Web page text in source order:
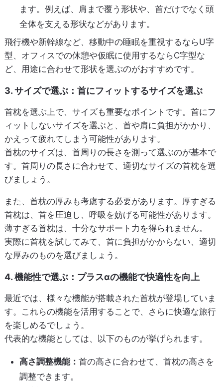
ます。例えば、肩まで覆う形状や、首だけでなく頭
全体を支える形状などがあります。
飛行機や新幹線など、移動中の睡眠を重視するならU字
型、オフィスでの休憩や仮眠に使用するならC字型な
ど、用途に合わせて形状を選ぶのがおすすめです。
3. サイズで選ぶ：首にフィットするサイズを選ぶ
首枕を選ぶ上で、サイズも重要なポイントです。首にフ
ィットしないサイズを選ぶと、首や肩に負担がかかり、
かえって疲れてしまう可能性があります。
首枕のサイズは、首周りの長さを測って選ぶのが基本で
す。首周りの長さに合わせて、適切なサイズの首枕を選
びましょう。
また、首枕の厚みも考慮する必要があります。厚すぎる
首枕は、首を圧迫し、呼吸を妨げる可能性があります。
薄すぎる首枕は、十分なサポート力を得られません。
実際に首枕を試してみて、首に負担がかからない、適切
な厚みのものを選びましょう。
4. 機能性で選ぶ：プラスαの機能で快適性を向上
最近では、様々な機能が搭載された首枕が登場していま
す。これらの機能を活用することで、さらに快適な旅行
を楽しめるでしょう。
代表的な機能としては、以下のものが挙げられます。
高さ調整機能： 首の高さに合わせて、首枕の高さを
調整できます。